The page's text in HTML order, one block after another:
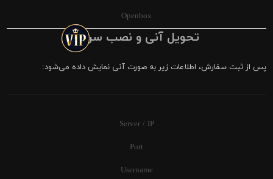
Openbox
تحویل آنی و نصب سریع
پس از ثبت سفارش، اطلاعات زیر به صورت آنی نمایش داده می‌شود:
Server / IP
Port
Username